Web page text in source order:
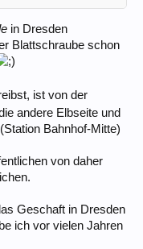
in Dresden
Blattschraube schon
ist von der
andere Elbseite und
Bahnhof-Mitte)
von daher
Geschaft in Dresden
ich vor vielen Jahren